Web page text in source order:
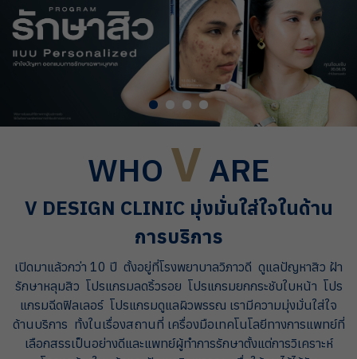
รักษาผมร่วง ผมบาง
สินค้า
รีวิว
ติดต่อเรา
WHO V ARE
V DESIGN CLINIC มุ่งมั่นใส่ใจในด้าน
การบริการ
เปิดมาแล้วกว่า 10 ปี ตั้งอยู่ที่โรงพยาบาลวิภาวดี ดูแลปัญหาสิว ฝ้า
รักษาหลุมสิว โปรแกรมลดริ้วรอย โปรแกรมยกกระชับใบหน้า โปร
แกรมฉีดฟิลเลอร์ โปรแกรมดูแลผิวพรรณ เรามีความมุ่งมั่นใส่ใจ
ด้านบริการ ทั้งในเรื่องสถานที่ เครื่องมือเทคโนโลยีทางการแพทย์ที่
เลือกสรรเป็นอย่างดีและแพทย์ผู้ทำการรักษาตั้งแต่การวิเคราะห์